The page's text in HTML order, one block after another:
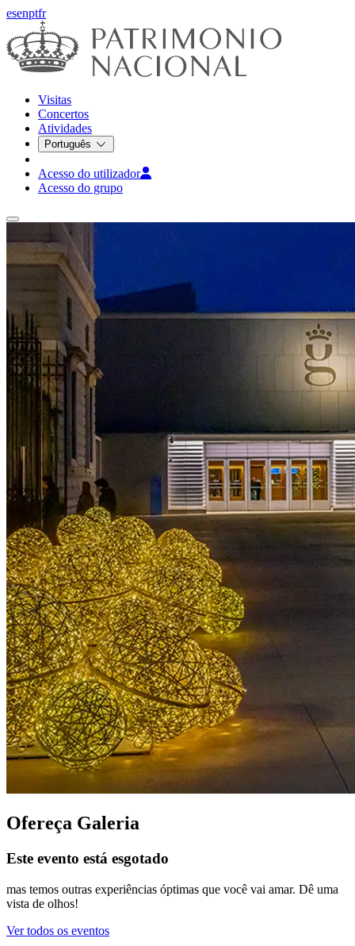
esenptfr
Visitas
Concertos
Atividades
Português
Acesso do utilizador
Acesso do grupo
Ofereça Galeria
Este evento está esgotado
mas temos outras experiências óptimas que você vai amar. Dê uma
vista de olhos!
Ver todos os eventos